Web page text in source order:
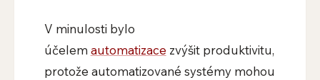
V minulosti bylo
účelem automatizace zvýšit produktivitu,
protože automatizované systémy mohou